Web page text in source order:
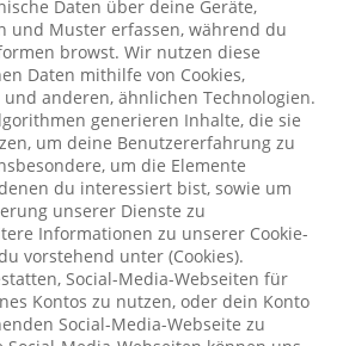
Daten über deine Geräte,
und Muster erfassen, während du
browst. Wir nutzen diese
Daten mithilfe von Cookies,
anderen, ähnlichen Technologien.
generieren Inhalte, die sie
um deine Benutzererfahrung zu
um die Elemente
du interessiert bist, sowie um
unserer Dienste zu
Informationen zu unserer Cookie-
vorstehend unter (Cookies).
Social-Media-Webseiten für
Kontos zu nutzen, oder dein Konto
Social-Media-Webseite zu